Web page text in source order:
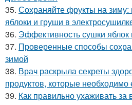
35. Сохраняйте фрукты на зиму:
яблоки и груши в
36. Эффективность сушки яблок
37. Проверенные способы
зимой
38. Врач раскрыла секреты
продуктов, которые необходимо
39. Как правильно ухаживать